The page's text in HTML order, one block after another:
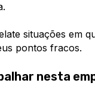
situações em
pontos fracos.
nesta